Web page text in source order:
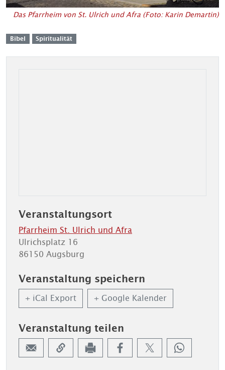
Das Pfarrheim von St. Ulrich und Afra (Foto: Karin Demartin)
Bibel Spiritualität
Veranstaltungsort
Pfarrheim St. Ulrich und Afra
Ulrichsplatz 16
86150 Augsburg
Veranstaltung speichern
+ iCal Export + Google Kalender
Veranstaltung teilen